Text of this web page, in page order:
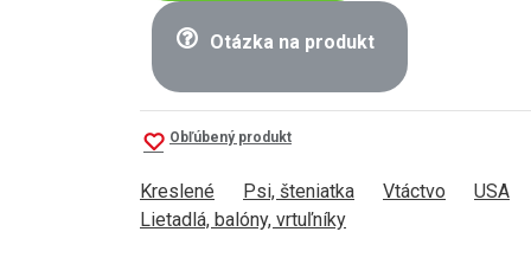
Otázka na produkt
Obľúbený produkt
Kreslené Psi, šteniatka Vtáctvo USA
Lietadlá, balóny, vrtuľníky